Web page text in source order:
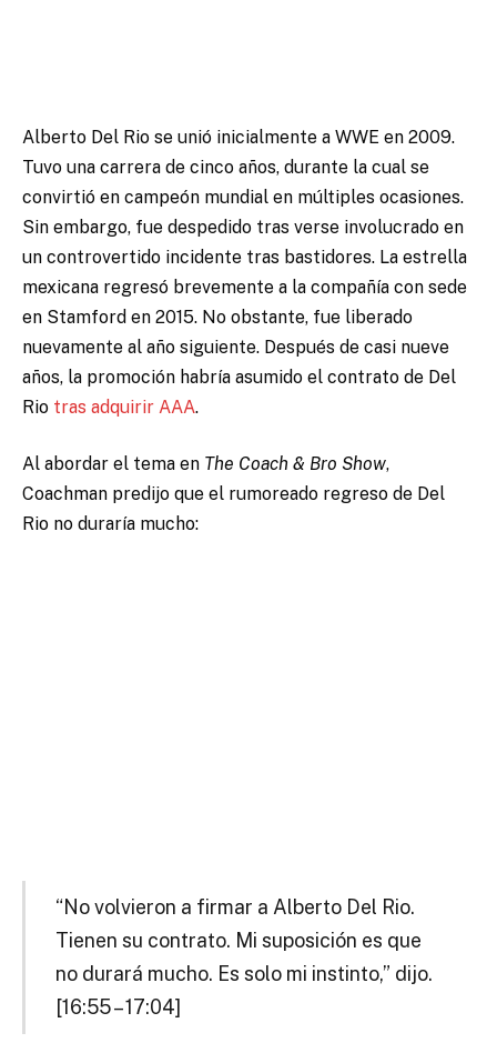
Alberto Del Rio se unió inicialmente a WWE en 2009.
Tuvo una carrera de cinco años, durante la cual se
convirtió en campeón mundial en múltiples ocasiones.
Sin embargo, fue despedido tras verse involucrado en
un controvertido incidente tras bastidores. La estrella
mexicana regresó brevemente a la compañía con sede
en Stamford en 2015. No obstante, fue liberado
nuevamente al año siguiente. Después de casi nueve
años, la promoción habría asumido el contrato de Del
Rio tras adquirir AAA.
Al abordar el tema en The Coach & Bro Show,
Coachman predijo que el rumoreado regreso de Del
Rio no duraría mucho:
“No volvieron a firmar a Alberto Del Rio.
Tienen su contrato. Mi suposición es que
no durará mucho. Es solo mi instinto,” dijo.
[16:55 – 17:04]